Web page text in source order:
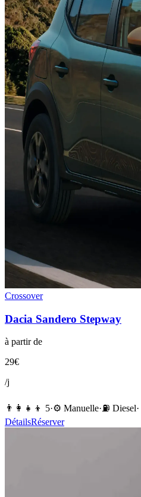
Crossover
Dacia Sandero Stepway
à partir de
29€
/j
👨‍👩‍👧‍👦 5·⚙️ Manuelle·⛽️ Diesel·
DétailsRéserver